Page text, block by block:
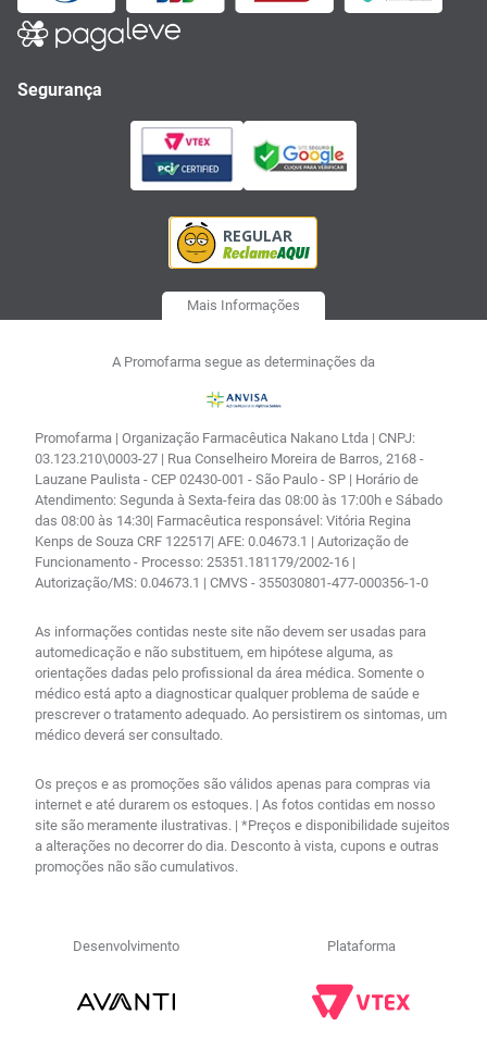
Segurança
Mais Informações
A Promofarma segue as determinações da
Promofarma | Organização Farmacêutica Nakano Ltda | CNPJ:
03.123.210\0003-27 | Rua Conselheiro Moreira de Barros, 2168 -
Lauzane Paulista - CEP 02430-001 - São Paulo - SP | Horário de
Atendimento: Segunda à Sexta-feira das 08:00 às 17:00h e Sábado
das 08:00 às 14:30| Farmacêutica responsável: Vitória Regina
Kenps de Souza CRF 122517| AFE: 0.04673.1 | Autorização de
Funcionamento - Processo: 25351.181179/2002-16 |
Autorização/MS: 0.04673.1 | CMVS - 355030801-477-000356-1-0
As informações contidas neste site não devem ser usadas para
automedicação e não substituem, em hipótese alguma, as
orientações dadas pelo profissional da área médica. Somente o
médico está apto a diagnosticar qualquer problema de saúde e
prescrever o tratamento adequado. Ao persistirem os sintomas, um
médico deverá ser consultado.
Os preços e as promoções são válidos apenas para compras via
internet e até durarem os estoques. | As fotos contidas em nosso
site são meramente ilustrativas. | *Preços e disponibilidade sujeitos
a alterações no decorrer do dia. Desconto à vista, cupons e outras
promoções não são cumulativos.
Desenvolvimento Plataforma